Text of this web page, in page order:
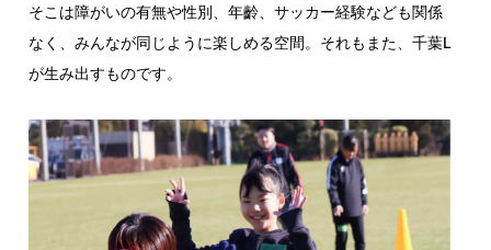
そこは障がいの有無や性別、年齡、サッカー経験なども関係
なく、みんなが同じように楽しめる空間。それもまた、千葉L
が生み出すものです。